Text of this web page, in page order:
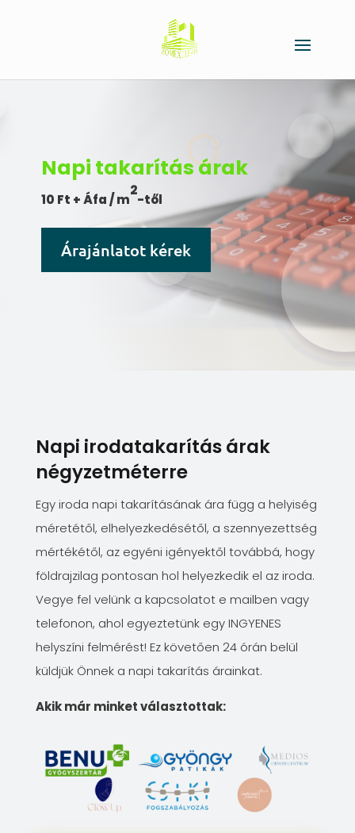
Napi takarítás árak
10 Ft + Áfa / m
2
-től
Árajánlatot kérek
Napi irodatakarítás árak
négyzetméterre
Egy iroda napi takarításának ára függ a helyiség
méretétől, elhelyezkedésétől, a szennyezettség
mértékétől, az egyéni igényektől továbbá, hogy
földrajzilag pontosan hol helyezkedik el az iroda.
Vegye fel velünk a kapcsolatot e mailben vagy
telefonon, ahol egyeztetünk egy INGYENES
helyszíni felmérést! Ez követően 24 órán belül
küldjük Önnek a napi takarítás árainkat.
Akik már minket választottak: